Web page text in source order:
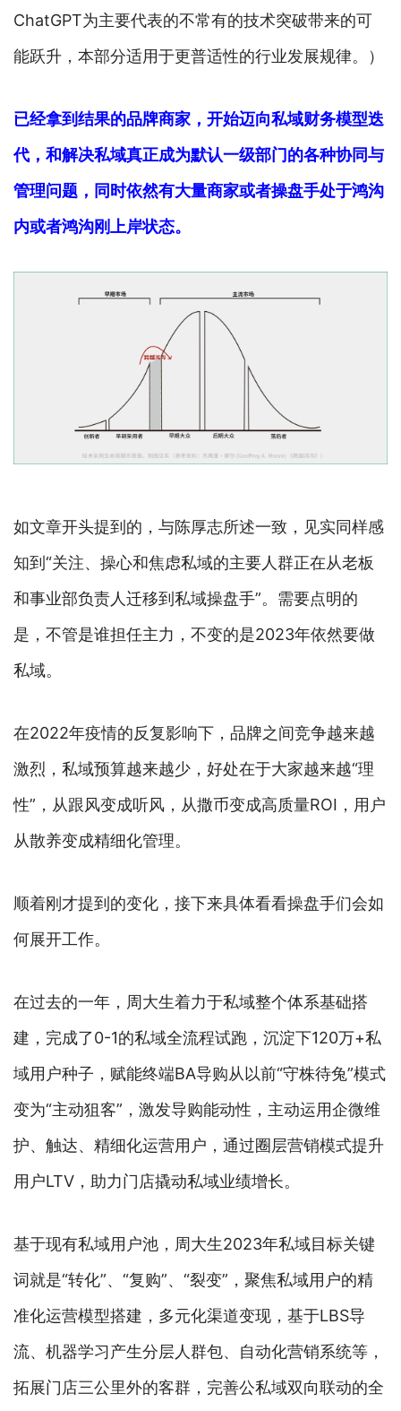
ChatGPT为主要代表的不常有的技术突破带来的可
能跃升，本部分适用于更普适性的行业发展规律。）
已经拿到结果的品牌商家，开始迈向私域财务模型迭
代，和解决私域真正成为默认一级部门的各种协同与
管理问题，同时依然有大量商家或者操盘手处于鸿沟
内或者鸿沟刚上岸状态。
如文章开头提到的，与陈厚志所述一致，见实同样感
知到“关注、操心和焦虑私域的主要人群正在从老板
和事业部负责人迁移到私域操盘手”。需要点明的
是，不管是谁担任主力，不变的是2023年依然要做
私域。
在2022年疫情的反复影响下，品牌之间竞争越来越
激烈，私域预算越来越少，好处在于大家越来越“理
性”，从跟风变成听风，从撒币变成高质量ROI，用户
从散养变成精细化管理。
顺着刚才提到的变化，接下来具体看看操盘手们会如
何展开工作。
在过去的一年，周大生着力于私域整个体系基础搭
建，完成了0-1的私域全流程试跑，沉淀下120万+私
域用户种子，赋能终端BA导购从以前“守株待兔”模式
变为“主动狙客”，激发导购能动性，主动运用企微维
护、触达、精细化运营用户，通过圈层营销模式提升
用户LTV，助力门店撬动私域业绩增长。
基于现有私域用户池，周大生2023年私域目标关键
词就是“转化”、“复购”、“裂变”，聚焦私域用户的精
准化运营模型搭建，多元化渠道变现，基于LBS导
流、机器学习产生分层人群包、自动化营销系统等，
拓展门店三公里外的客群，完善公私域双向联动的全